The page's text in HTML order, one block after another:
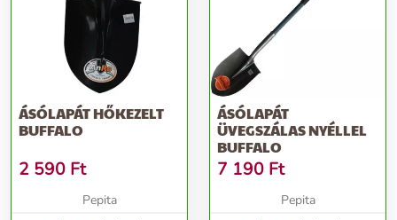
ÁSÓLAPÁT HŐKEZELT
BUFFALO
2 590 Ft
Pepita
ÁSÓLAPÁT
ÜVEGSZÁLAS NYÉLLEL
BUFFALO
7 190 Ft
Pepita